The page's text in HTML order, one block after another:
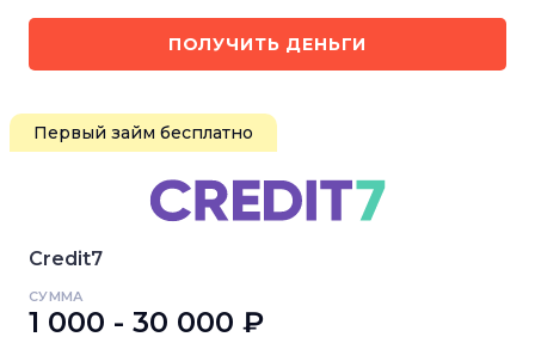
ПОЛУЧИТЬ ДЕНЬГИ
Первый займ бесплатно
Credit7
СУММА
1 000 - 30 000 ₽